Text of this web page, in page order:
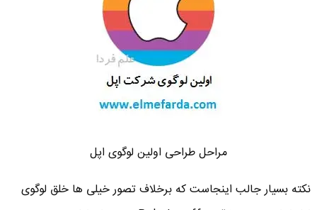
مراحل طراحی اولین لوگوی اپل
نکته بسیار جالب اینجاست که برخلاف تصور خیلی ها خلق لوگوی